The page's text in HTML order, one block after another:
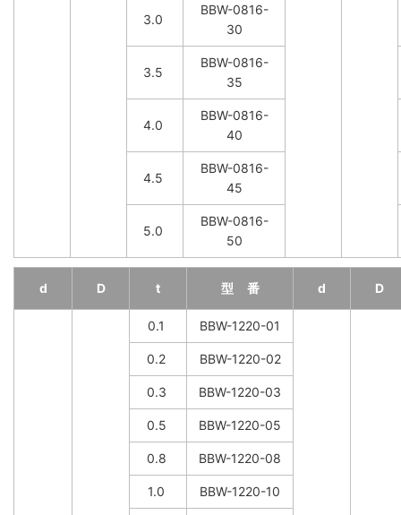
3.0
BBW-0816-
30
3.5
BBW-0816-
35
4.0
BBW-0816-
40
4.5
BBW-0816-
45
5.0
BBW-0816-
50
d D t 型 番 d D
0.1 BBW-1220-01
0.2 BBW-1220-02
0.3 BBW-1220-03
0.5 BBW-1220-05
0.8 BBW-1220-08
1.0 BBW-1220-10